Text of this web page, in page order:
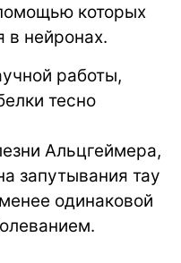
которых
в нейронах.
работы,
тесно
Альцгеймера,
запутывания тау
одинаковой